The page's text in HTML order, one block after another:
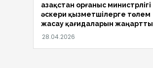
Қазақстан Қорғаныс министрлігі
әскери қызметшілерге төлем
жасау қағидаларын жаңартты